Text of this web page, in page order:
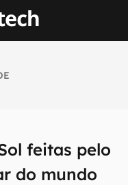
feitas pelo
do mundo
em primeira